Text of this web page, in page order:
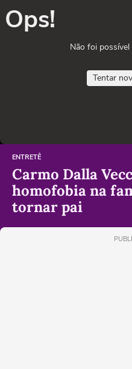
Ops!
Não foi
Tentar
ENTRETÊ
Carmo Dalla
homofobia na
tornar pai